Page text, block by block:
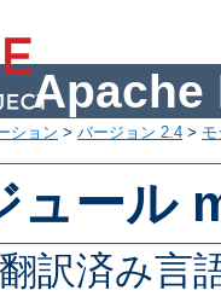
Apache
ション > バージョン 2.4 >
ュール
翻訳済み言